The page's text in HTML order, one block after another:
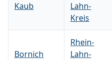
Kaub
Lahn-
Kreis
Bornich
Rhein-
Lahn-